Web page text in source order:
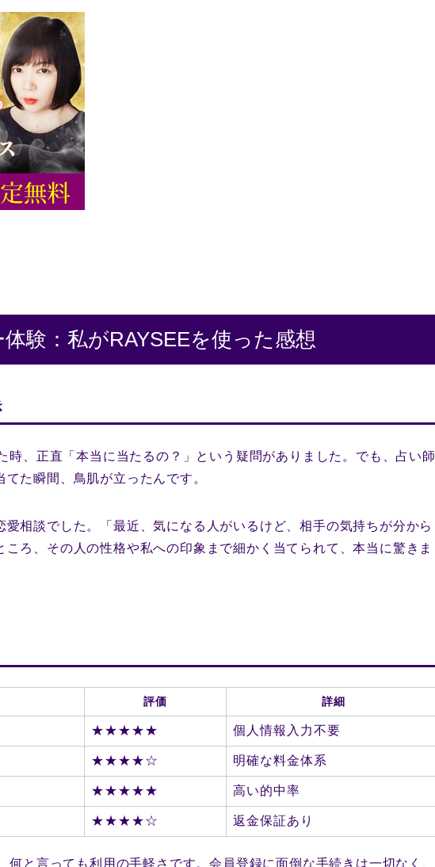
験：私がRAYSEEを使った感想
時、正直「本当に当たるの？」という疑問がありました。でも、占い師
た瞬間、鳥肌が立ったんです。
愛相談でした。「最近、気になる人がいるけど、相手の気持ちが分から
ころ、その人の性格や私への印象まで細かく当てられて、本当に驚きま
評価 詳細
★★★★★ 個人情報入力不要
★★★★☆ 明確な料金体系
★★★★★ 高い的中率
★★★★☆ 返金保証あり
何と言っても利用の手軽さです。会員登録に面倒な手続きは一切なく、